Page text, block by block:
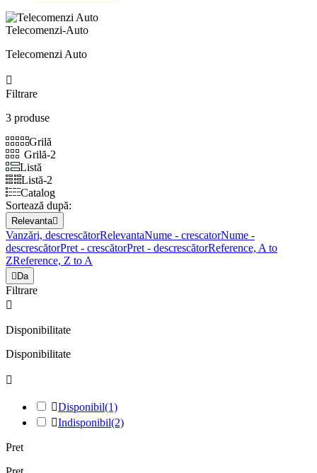
Telecomenzi-Auto
Telecomenzi Auto

Filtrare
3 produse
Grilă
Grilă-2
Listă
Listă-2
Catalog
Sortează după:
Relevanta
Vanzări, descrescătorRelevantaNume - crescatorNume -
descrescătorPret - crescătorPret - descrescătorReference, A to
ZReference, Z to A
Da
Filtrare

Disponibilitate
Disponibilitate

Disponibil(1)
Indisponibil(2)
Pret